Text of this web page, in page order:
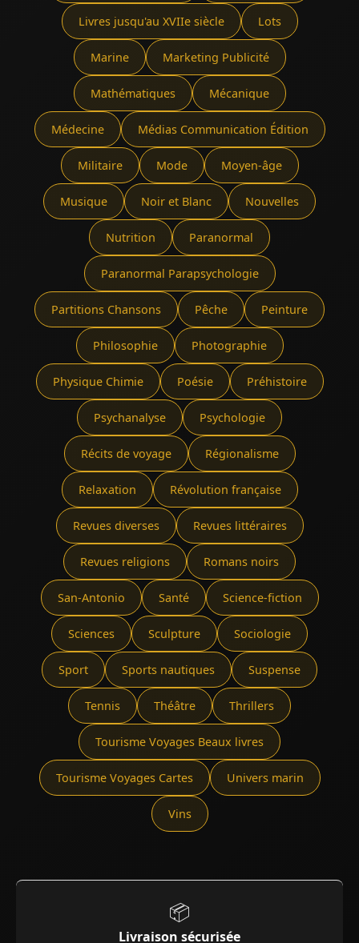
Livres jusqu'au XVIIe siècle Lots
Marine Marketing Publicité
Mathématiques Mécanique
Médecine Médias Communication Édition
Militaire Mode Moyen-âge
Musique Noir et Blanc Nouvelles
Nutrition Paranormal
Paranormal Parapsychologie
Partitions Chansons Pêche Peinture
Philosophie Photographie
Physique Chimie Poésie Préhistoire
Psychanalyse Psychologie
Récits de voyage Régionalisme
Relaxation Révolution française
Revues diverses Revues littéraires
Revues religions Romans noirs
San-Antonio Santé Science-fiction
Sciences Sculpture Sociologie
Sport Sports nautiques Suspense
Tennis Théâtre Thrillers
Tourisme Voyages Beaux livres
Tourisme Voyages Cartes Univers marin
Vins
📦
Livraison sécurisée